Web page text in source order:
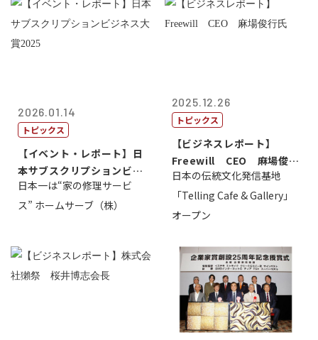
2026.01.14
トピックス
【イベント・レポート】日
本サブスクリプションビジ
ネス大賞20...
日本一は“家の修理サービ
ス” ホームサーブ（株）
2025.12.26
トピックス
【ビジネスレポート】
Freewill CEO 麻場俊行
氏
日本の伝統文化発信基地
「Telling Cafe & Gallery」
オープン